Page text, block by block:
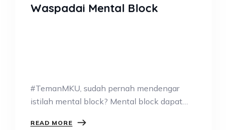
Waspadai Mental Block
#TemanMKU, sudah pernah mendengar
istilah mental block? Mental block dapat
READ MORE